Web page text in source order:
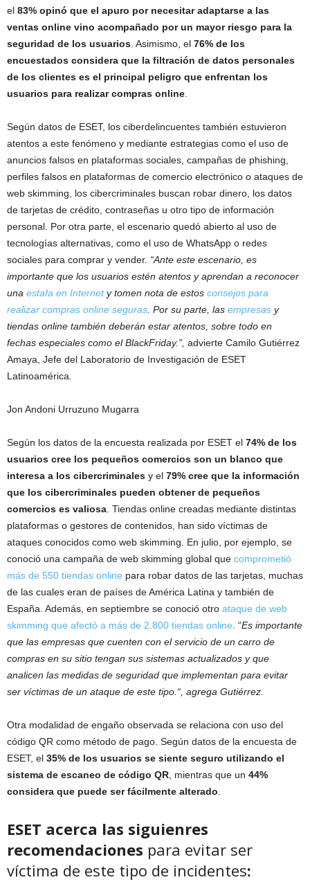
el 83% opinó que el apuro por necesitar adaptarse a las
ventas online vino acompañado por un mayor riesgo para la
seguridad de los usuarios . Asimismo, el 76% de los
encuestados considera que la filtración de datos personales
de los clientes es el principal peligro que enfrentan los
usuarios para realizar compras online
Según datos de ESET, los ciberdelincuentes también estuvieron
atentos a este fenómeno y mediante estrategias como el uso de
anuncios falsos en plataformas sociales, campañas de phishing,
perfiles falsos en plataformas de comercio electrónico o ataques de
web skimming, los cibercriminales buscan robar dinero, los datos
de tarjetas de crédito, contraseñas u otro tipo de información
personal. Por otra parte, el escenario quedó abierto al uso de
tecnologías alternativas, como el uso de WhatsApp o redes
sociales para comprar y vender. “Ante este escenario, es
importante que los usuarios estén atentos y aprendan a reconocer
una estafa en Internety tomen nota de estos consejos para
realizar compras online seguras . Por su parte, las empresas y
tiendas online también deberán estar atentos, sobre todo en
fechas especiales como el BlackFriday.”, advierte Camilo Gutiérrez
Amaya, Jefe del Laboratorio de Investigación de ESET
Latinoamérica
Jon Andoni Urruzuno Mugarra
Según los datos de la encuesta realizada por ESET el 74% de los
usuarios cree los pequeños comercios son un blanco que
interesa a los cibercriminales y el 79% cree que la información
que los cibercriminales pueden obtener de pequeños
comercios es valiosa . Tiendas online creadas mediante distintas
plataformas o gestores de contenidos, han sido víctimas de
ataques conocidos como web skimming. En julio, por ejemplo, se
conoció una campaña de web skimming global que comprometió
más de 550 tiendas online para robar datos de las tarjetas, muchas
de las cuales eran de países de América Latina y también de
España. Además, en septiembre se conoció otro ataque de web
skimming que afectó a más de 2.800 tiendas online . “Es importante
que las empresas que cuenten con el servicio de un carro de
compras en su sitio tengan sus sistemas actualizados y que
analicen las medidas de seguridad que implementan para evitar
ser víctimas de un ataque de este tipo.“, agrega Gutiérrez.
Otra modalidad de engaño observada se relaciona con uso del
código QR como método de pago. Según datos de la encuesta de
ESET, el 35% de los usuarios se siente seguro utilizando el
sistema de escaneo de código QR , mientras que un 44%
considera que puede ser fácilmente alterado
ESET acerca las siguienres
recomendaciones para evitar ser
víctima de este tipo de incidentes: